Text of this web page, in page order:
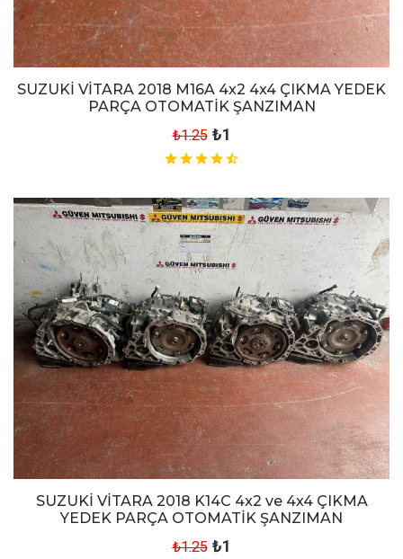
SUZUKİ VİTARA 2018 M16A 4x2 4x4 ÇIKMA YEDEK
PARÇA OTOMATİK ŞANZIMAN
₺1.25 ₺1
SUZUKİ VİTARA 2018 K14C 4x2 ve 4x4 ÇIKMA
YEDEK PARÇA OTOMATİK ŞANZIMAN
₺1.25 ₺1